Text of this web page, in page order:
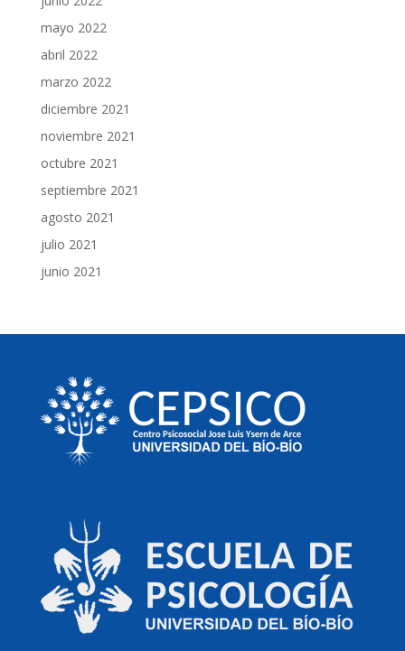
mayo 2022
abril 2022
marzo 2022
diciembre 2021
noviembre 2021
octubre 2021
septiembre 2021
agosto 2021
julio 2021
junio 2021